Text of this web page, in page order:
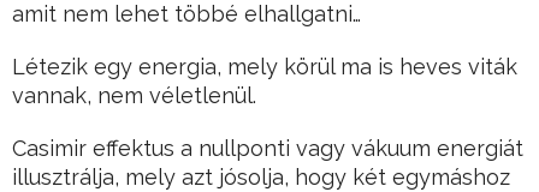
amit nem lehet többé elhallgatni…
Létezik egy energia, mely körül ma is heves viták
vannak, nem véletlenül.
Casimir effektus a nullponti vagy vákuum energiát
illusztrálja, mely azt jósolja, hogy két egymáshoz